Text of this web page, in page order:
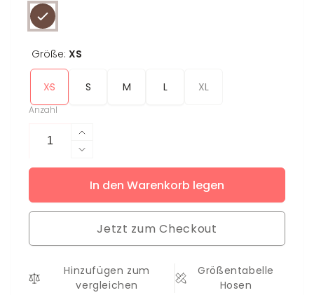
Größe: XS
XS S M L XL
Anzahl
Erhöhe
die
Menge
für
Vanja
Verringere
die
Menge
für
Leggings
Vanja
In den Warenkorb legen
Jetzt zum Checkout
Hinzufügen zum
vergleichen
Größentabelle
Hosen